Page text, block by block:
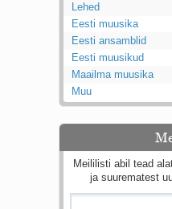
Lehed
Eesti muusika
Eesti ansamblid
Eesti muusikud
Maailma muusika
Muu
Meililisti abil tead
ja suurematest